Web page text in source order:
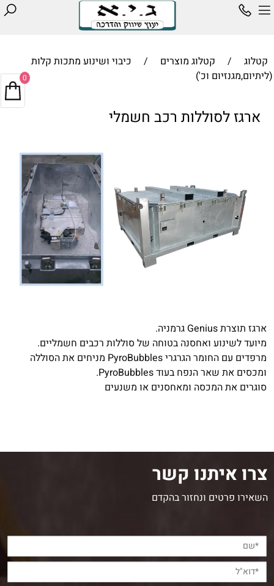
קטלוג / קטלוג מוצרים /
כיבוי ושינוע מתכות קלות
(ליתיום,מגנזיום וכ')
ארגז לסוללות רכב חשמלי
ארגז תוצרת Genius גרמניה.
מיועד לשינוע ואחסנה בטוחה של סוללות רכבים חשמליים.
מרפדים עם החומר הגרגרי
PyroBubbles מניחים את הסוללה
ומכסים את שאר הנפח בעוד PyroBubbles.
סוגרים את המכסה ומאחסנים או משנעים
0
צרו איתנו קשר
השאירו פרטים ונחזור בהקדם